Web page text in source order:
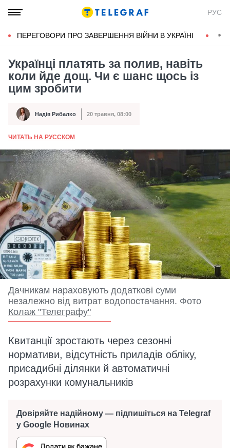
РУС
ПЕРЕГОВОРИ ПРО ЗАВЕРШЕННЯ ВІЙНИ В УКРАЇНІ
Українці платять за полив, навіть
коли йде дощ. Чи є шанс щось із
цим зробити
Автор Надія Рибалко
Дата публікації 20 травня, 08:00
ЧИТАТЬ НА РУССКОМ
Дачникам нараховують додаткові суми
незалежно від витрат водопостачання. Фото
Колаж "Телеграфу"
Квитанції зростають через сезонні
нормативи, відсутність приладів обліку,
присадибні ділянки й автоматичні
розрахунки комунальників
Довіряйте надійному — підпишіться на Telegraf
у Google Новинах